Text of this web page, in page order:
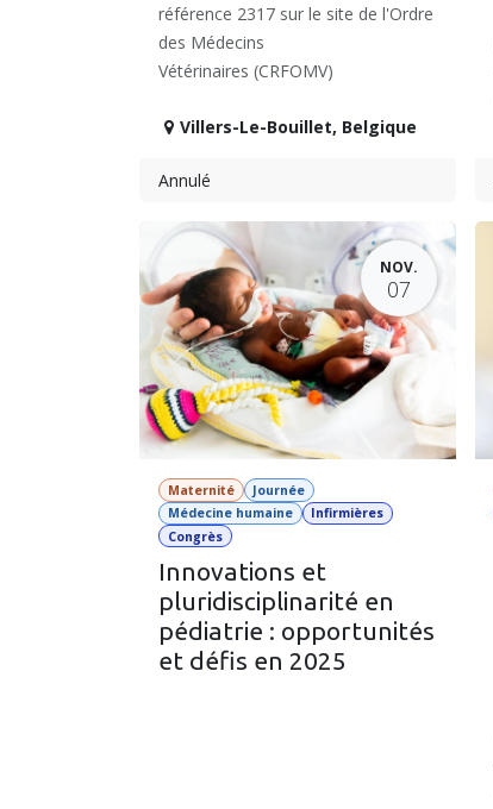
référence 2317 sur le site de l'Ordre
des Médecins
Vétérinaires (CRFOMV)
Villers-Le-Bouillet, Belgique
Annulé
NOV.
07
Maternité
Journée
Médecine humaine
Infirmières
Congrès
Innovations et
pluridisciplinarité en
pédiatrie : opportunités
et défis en 2025